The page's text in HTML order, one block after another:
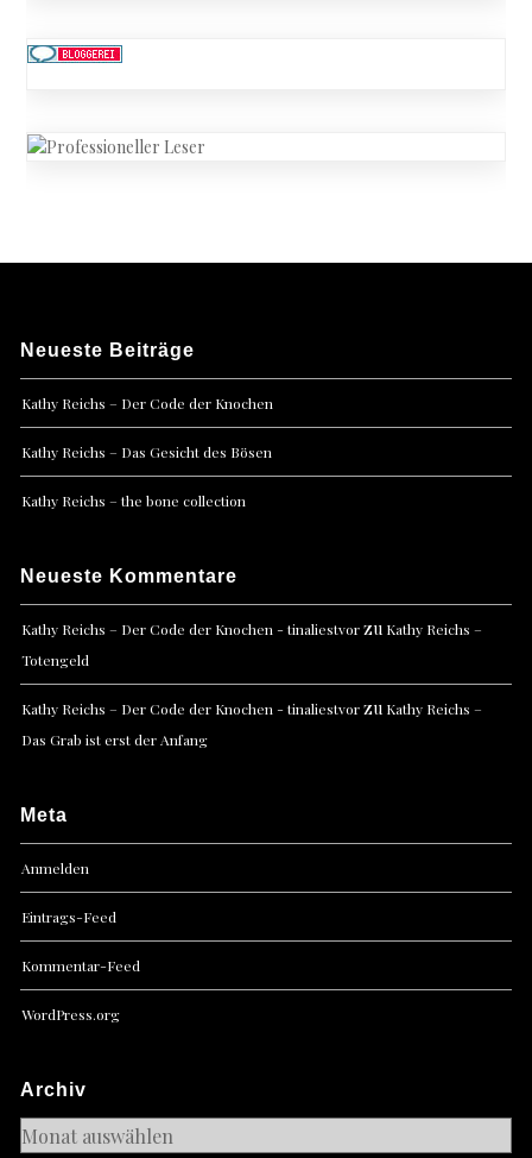
Neueste Beiträge
Kathy Reichs – Der Code der Knochen
Kathy Reichs – Das Gesicht des Bösen
Kathy Reichs – the bone collection
Neueste Kommentare
Kathy Reichs – Der Code der Knochen - tinaliestvorzu Kathy Reichs –
Totengeld
Kathy Reichs – Der Code der Knochen - tinaliestvorzu Kathy Reichs –
Das Grab ist erst der Anfang
Meta
Anmelden
Eintrags-Feed
Kommentar-Feed
WordPress.org
Archiv
Archiv